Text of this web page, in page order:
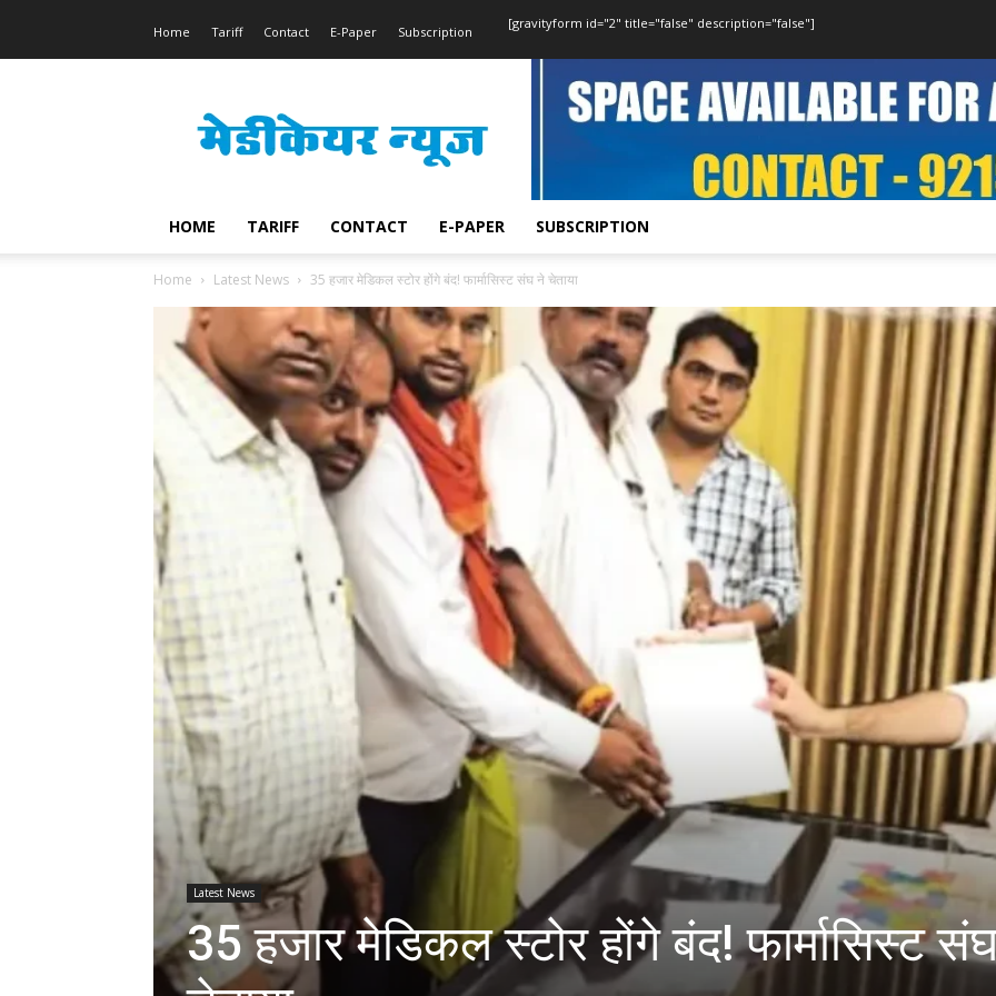
Home Tariff Contact E-Paper Subscription
[gravityform id="2" title="false" description="false"]
News
HOME TARIFF CONTACT E-PAPER SUBSCRIPTION
Home Latest News 35 हजार मेडिकल स्टोर होंगे बंद! फार्मासिस्ट संघ ने चेताया
Latest News
35 हजार मेडिकल स्टोर होंगे बंद! फार्मासिस्ट